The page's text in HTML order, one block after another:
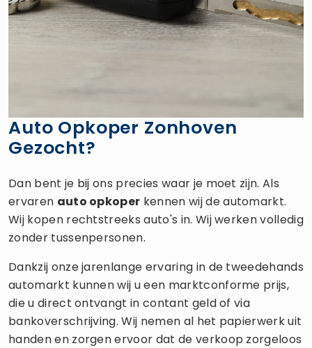
Auto Opkoper Zonhoven
Gezocht?
Dan bent je bij ons precies waar je moet zijn. Als
ervaren auto opkoper kennen wij de automarkt.
Wij kopen rechtstreeks auto's in. Wij werken volledig
zonder tussenpersonen.
Dankzij onze jarenlange ervaring in de tweedehands
automarkt kunnen wij u een marktconforme prijs,
die u direct ontvangt in contant geld of via
bankoverschrijving. Wij nemen al het papierwerk uit
handen en zorgen ervoor dat de verkoop zorgeloos